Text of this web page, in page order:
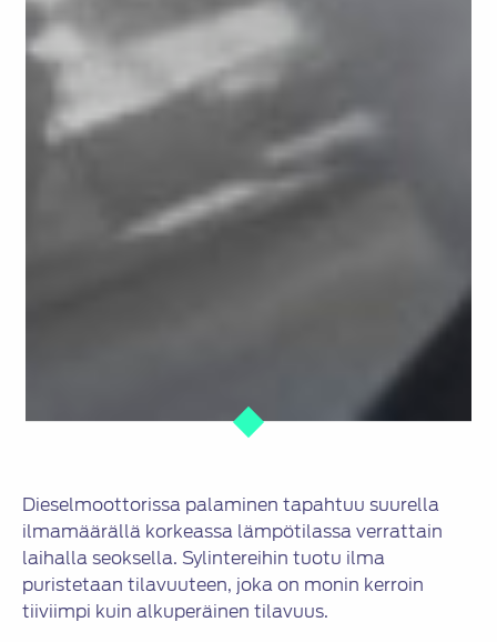
Dieselmoottorissa palaminen tapahtuu suurella
ilmamäärällä korkeassa lämpötilassa verrattain
laihalla seoksella. Sylintereihin tuotu ilma
puristetaan tilavuuteen, joka on monin kerroin
tiiviimpi kuin alkuperäinen tilavuus.